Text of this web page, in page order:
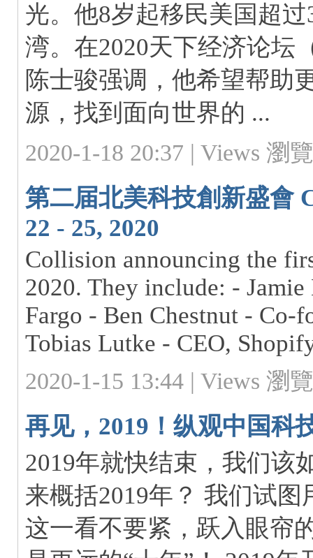
論
坛
光。他8岁起移民美国超
湾。在2020天下经济论坛
陈士骏强调，他希望帮助
源，找到面向世界的 ...
2020-1-18 20:37 | Views 瀏
第二届北美科技創新盛會
22 - 25, 2020
Collision announcing the
2020. They include: -
Fargo - Ben Chestnut - Co-
Tobias Lutke - CEO,
2020-1-15 13:44 | Views 瀏
再见，2019！纵观中国科
2019年就快结束，我们该
来概括2019年？ 我们试
这一看不要紧，跃入眼帘